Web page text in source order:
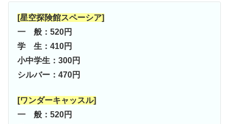
[星空探険館スペーシア]
一 般：520円
学 生：410円
小中学生：300円
シルバー：470円
[ワンダーキャッスル]
一 般：520円